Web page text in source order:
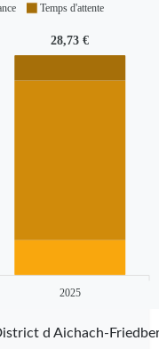
28,73 €
2025
Temps d'attente
d Aichach-